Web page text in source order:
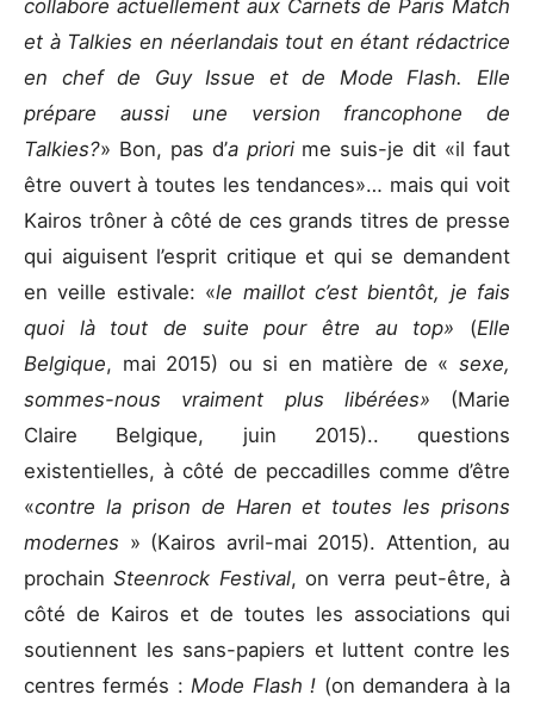
collabore actuellement aux Carnets de Paris Match
et à Talkies en néerlandais tout en étant rédactrice
en chef de Guy Issue et de Mode Flash. Elle
prépare aussi une version francophone de
Talkies?» Bon, pas d’a priori me suis-je dit «il faut
être ouvert à toutes les tendances»… mais qui voit
Kairos trôner à côté de ces grands titres de presse
qui aiguisent l’esprit critique et qui se demandent
en veille estivale: «le maillot c’est bientôt, je fais
quoi là tout de suite pour être au top» (Elle
Belgique, mai 2015) ou si en matière de « sexe,
sommes-nous vraiment plus libérées» (Marie
Claire Belgique, juin 2015).. questions
existentielles, à côté de peccadilles comme d’être
«contre la prison de Haren et toutes les prisons
modernes » (Kairos avril-mai 2015). Attention, au
prochainSteenrock Festival, on verra peut-être, à
côté de Kairos et de toutes les associations qui
soutiennent les sans-papiers et luttent contre les
centres fermés :Mode Flash ! (on demandera à la